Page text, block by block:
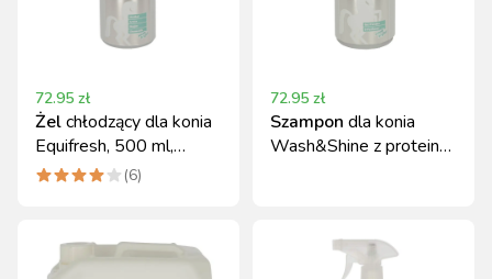
72.95 zł
Żelchłodzący dla konia
Equifresh, 500 ml,
MagicBrush (6)
72.95 zł
Szampon dla konia
Wash&Shine z proteiny